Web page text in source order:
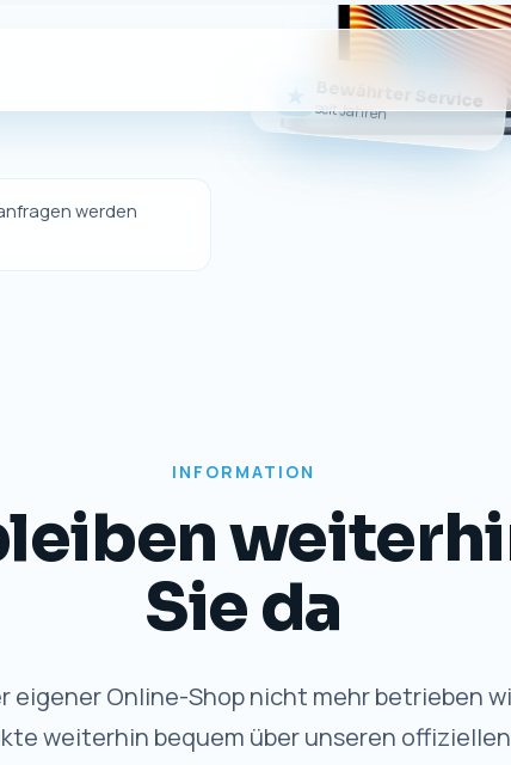
werden
INFORMATION
Sie da
eigener Online-Shop nicht mehr betrieben
weiterhin bequem über unseren